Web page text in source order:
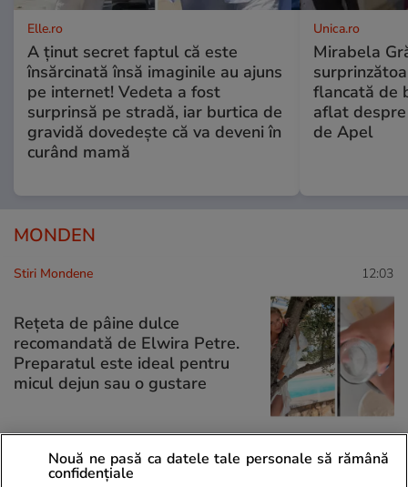
Elle.ro
A ținut secret faptul că este
însărcinată însă imaginile au ajuns
pe internet! Vedeta a fost
surprinsă pe stradă, iar burtica de
gravidă dovedește că va deveni în
curând mamă
Unica.ro
Mirabela
flancată de
aflat
de Apel
MONDEN
Stiri Mondene 12:03
Rețeta de pâine dulce
recomandată de Elwira Petre.
Preparatul este ideal pentru
micul dejun sau o gustare
Stiri Mondene 11:55
Nouă ne pasă ca datele tale personale să rămână
confidențiale